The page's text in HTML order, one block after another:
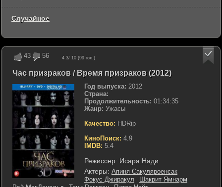
43 56 4.3/ 10 (99 гол.)
Час призраков / Время призраков (2012)
Год выпуска: 2012
Страна:
Продолжительность: 01:34:35
Жанр: Ужасы
Качество: HDRip
КиноПоиск: 4.9
IMDB: 5.4
Режиссер: Исара Нади
Актеры: Апиня Сакуляроенсак
Фокус Джиракул
Шакрит Ямнарм
Случайное